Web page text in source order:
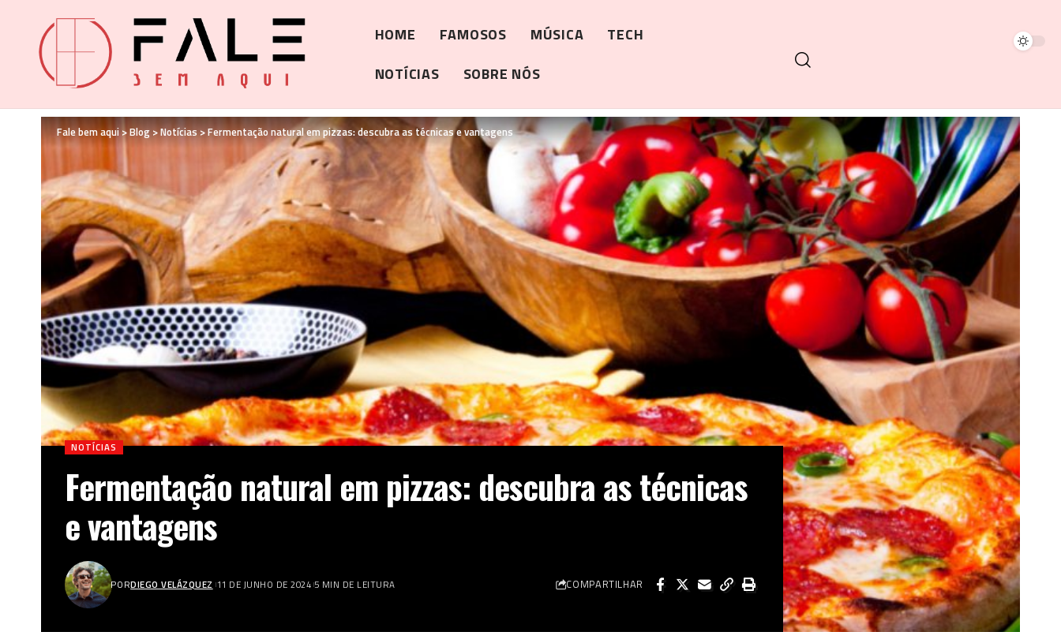
HOME FAMOSOS MÚSICA
TECH
NOTÍCIAS
SOBRE NÓS
Fale bem aqui>Blog>Notícias>Fermentação natural em pizzas: descubra as técnicas e vantagens
NOTÍCIAS
Fermentação natural em pizzas: descubra as técnicas
e vantagens
PORDIEGO VELÁZQUEZ 11 DE JUNHO DE 2024 5 MIN DE LEITURA COMPARTILHAR